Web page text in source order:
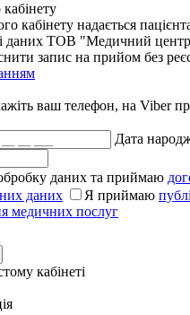
кабінету надається
даних ТОВ "Медичний
запис на прийом без
ваш телефон, на Viber
Дата
даних та приймаю
даних
Я приймаю
медичних послуг
кабінеті